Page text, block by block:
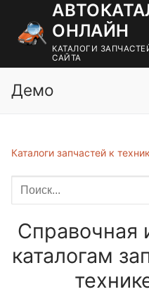
содержимому
ОНЛАЙН
КАТАЛОГИ
САЙТА
Демо
Каталоги запчастей к
Справочная
каталогам